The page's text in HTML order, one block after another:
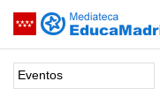
Saltar navegación
Palabra o frase: